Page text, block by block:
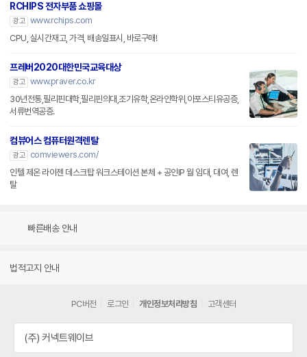
RCHIPS 전자부품 쇼핑몰
광고 www.rchips.com
CPU, 실시간재고, 가격, 배송일표시, 바로구매!
프레버2020대한민국교육대상
광고 www.praver.co.kr
30년전통,필리핀대학,필리핀의대,조기유학,온라인학위,아포스티유공증,
서류번역공증.
컴뷰어스 컴퓨터원격렌탈
광고
comviewers.com/
인텔 제온 라이젠 데스크탑 워크스테이션 본체 + 공인IP 월 임대, 대여, 렌
탈
빠른배송 안내
법적고지 안내
PC버전 로그인 개인정보처리방침 고객센터
(주) 커넥트웨이브